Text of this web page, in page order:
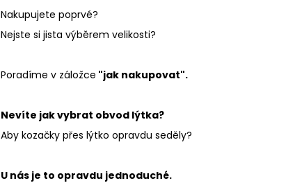
Nakupujete poprvé?
Nejste si jista výběrem velikosti?
Poradíme v záložce "jak nakupovat".
Nevíte jak vybrat obvod lýtka?
Aby kozačky přes lýtko opravdu seděly?
U nás je to opravdu jednoduché.